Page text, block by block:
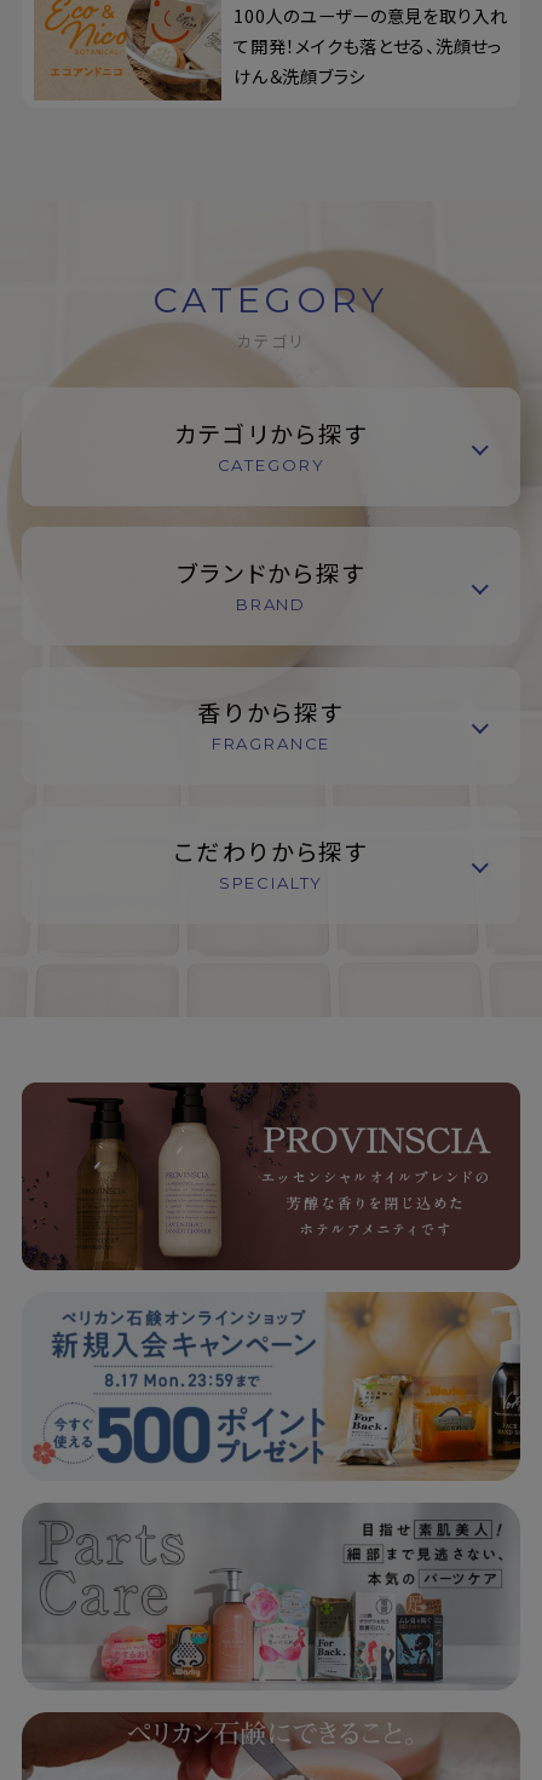
100人のユーザーの意見を取り入れ
て開発！メイクも落とせる、洗顔せっ
けん＆洗顔ブラシ
CATEGORY
カテゴリ
カテゴリから探す
CATEGORY
ブランドから探す
BRAND
香りから探す
FRAGRANCE
こだわりから探す
SPECIALTY